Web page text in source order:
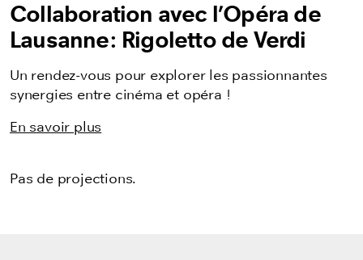
Collaboration avec l’Opéra de
Lausanne: Rigoletto de Verdi
Un rendez-vous pour explorer les passionnantes
synergies entre cinéma et opéra !
En savoir plus
Pas de projections.